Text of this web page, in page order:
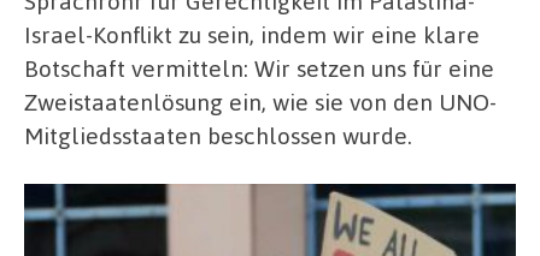
Israel-Konflikt zu sein, indem wir eine klare
Botschaft vermitteln: Wir setzen uns für eine
Zweistaatenlösung ein, wie sie von den UNO-
Mitgliedsstaaten beschlossen wurde.